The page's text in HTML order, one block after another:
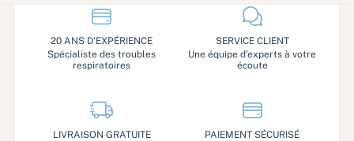
20 ANS D'EXPÉRIENCE
Spécialiste des troubles
respiratoires
SERVICE CLIENT
Une équipe d’experts à votre
écoute
LIVRAISON GRATUITE
PAIEMENT SÉCURISÉ